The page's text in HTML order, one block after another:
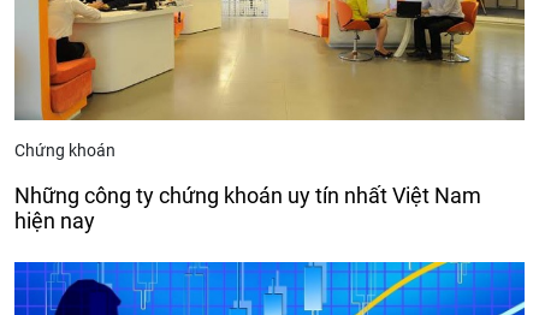
Chứng khoán
Những công ty chứng khoán uy tín nhất Việt Nam
hiện nay